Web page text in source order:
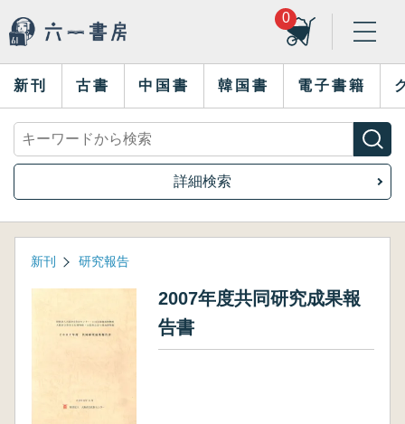
0
新刊 古書 中国書 韓国書 電子書籍
詳細検索
新刊 研究報告
2007年度共同研究成果報
告書